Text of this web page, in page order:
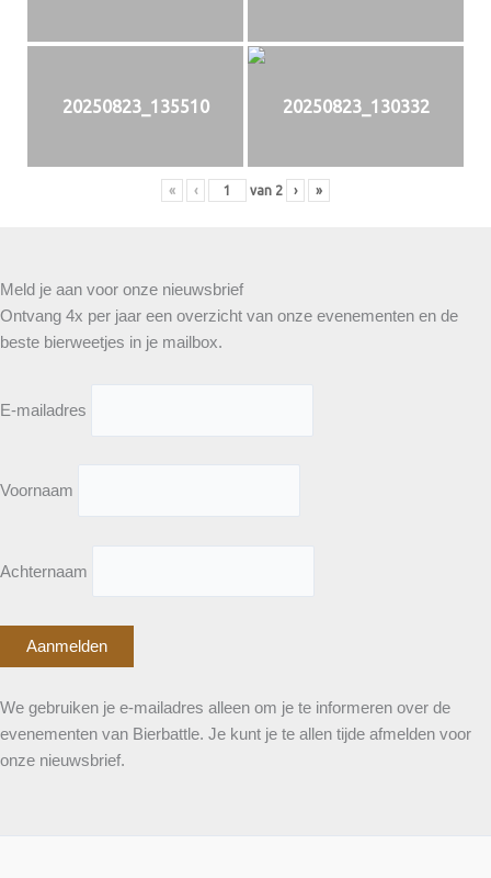
20250823_135510 20250823_130332
« ‹ van 2 › »
Meld je aan voor onze nieuwsbrief
Ontvang 4x per jaar een overzicht van onze evenementen en de
beste bierweetjes in je mailbox.
E-mailadres
Voornaam
Achternaam
We gebruiken je e-mailadres alleen om je te informeren over de
evenementen van Bierbattle. Je kunt je te allen tijde afmelden voor
onze nieuwsbrief.